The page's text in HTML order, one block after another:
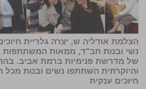
הצלמת אודליה ש, יצרה גלריית
נשי ובנות חב"ד, ממאות המשתתפות
של מדרשת פנימיות ברמת אביב.
והיוקרתית השתתפו נשים ובנות מכל
חיוכים ענקית